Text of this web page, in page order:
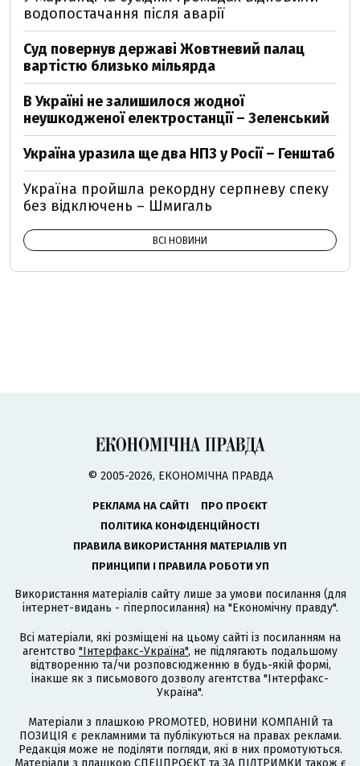
водопостачання після аварії
Суд повернув державі Жовтневий палац
вартістю близько мільярда
В Україні не залишилося жодної
неушкодженої електростанції – Зеленський
Україна уразила ще два НПЗ у Росії – Генштаб
Україна пройшла рекордну серпневу спеку
без відключень – Шмигаль
ВСІ НОВИНИ
© 2005-2026, ЕКОНОМІЧНА ПРАВДА
РЕКЛАМА НА САЙТІ
ПРО ПРОЄКТ
ПОЛІТИКА КОНФІДЕНЦІЙНОСТІ
ПРАВИЛА ВИКОРИСТАННЯ МАТЕРІАЛІВ УП
ПРИНЦИПИ І ПРАВИЛА РОБОТИ УП
Використання матеріалів сайту лише за умови посилання (для
інтернет-видань - гіперпосилання) на "Економічну правду".
Всі матеріали, які розміщені на цьому сайті із посиланням на
агентство "Інтерфакс-Україна", не підлягають подальшому
відтворенню та/чи розповсюдженню в будь-якій формі,
інакше як з письмового дозволу агентства "Інтерфакс-
Україна".
Матеріали з плашкою PROMOTED, НОВИНИ КОМПАНІЙ та
ПОЗИЦІЯ є рекламними та публікуються на правах реклами.
Редакція може не поділяти погляди, які в них промотуються.